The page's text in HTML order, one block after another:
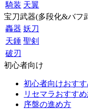
騎装 天翼
宝刀武器(多段化&バフ
轟器 妖刀
天錘 聖剣
破刃
初心者向け
初心者向けおす
リセマラおすす
序盤の進め方